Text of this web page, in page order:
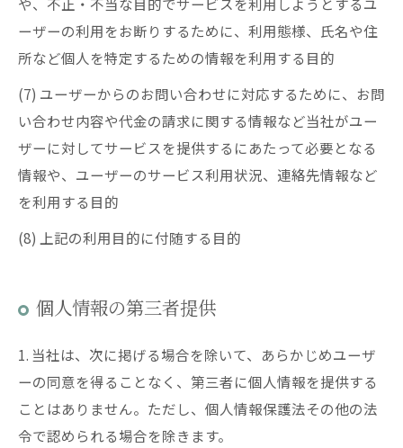
ーザーの利用をお断りするために、利用態様、氏名や住
所など個人を特定するための情報を利用する目的
(7) ユーザーからのお問い合わせに対応するために、お問
い合わせ内容や代金の請求に関する情報など当社がユー
ザーに対してサービスを提供するにあたって必要となる
情報や、ユーザーのサービス利用状況、連絡先情報など
を利用する目的
(8) 上記の利用目的に付随する目的
個人情報の第三者提供
1. 当社は、次に掲げる場合を除いて、あらかじめユーザ
ーの同意を得ることなく、第三者に個人情報を提供する
ことはありません。ただし、個人情報保護法その他の法
令で認められる場合を除きます。